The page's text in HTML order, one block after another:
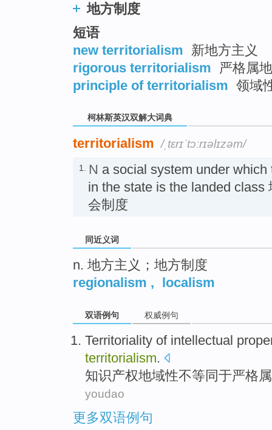
地方制度
短语
new territorialism 新地方主义
rigorous territorialism
严格属
principle of territorialism 领域
柯林斯英汉双解大词典
territorialism /ˌtɛrɪˈtɔːrɪəlɪzəm/
1. N a social system under
in the state is the landed class
会制度
同近义词
n. 地方主义；地方制度
regionalism , localism
双语例句 权威例句
Territoriality of intellectual
territorialism.
知识产权地域性不等同于严格
youdao
更多双语例句